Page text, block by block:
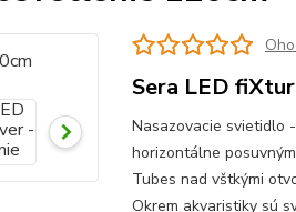
Sera LED
Nasazovacie svietidlo
horizontálne
Tubes nad vštkými
Okrem akvaristiky sú